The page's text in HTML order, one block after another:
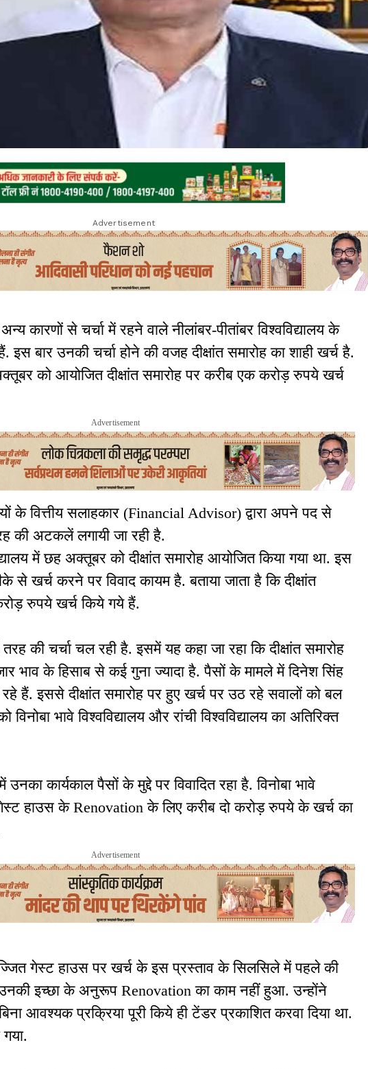
Advertisement
अन्य कारणों से चर्चा में रहने वाले नीलांबर-पीतांबर विश्वविद्यालय के
बार उनकी चर्चा होने की वजह दीक्षांत समारोह का शाही खर्च है.
को आयोजित दीक्षांत समारोह पर करीब एक करोड़ रुपये खर्च
Advertisement
के वित्तीय सलाहकार (Financial Advisor) द्वारा अपने पद से
की अटकलें लगायी जा रही है.
में छह अक्तूबर को दीक्षांत समारोह आयोजित किया गया था. इस
खर्च करने पर विवाद कायम है. बताया जाता है कि दीक्षांत
रुपये खर्च किये गये हैं.
की चर्चा चल रही है. इसमें यह कहा जा रहा कि दीक्षांत समारोह
भाव के हिसाब से कई गुना ज्यादा है. पैसों के मामले में दिनेश सिंह
हैं. इससे दीक्षांत समारोह पर हुए खर्च पर उठ रहे सवालों को बल
विनोबा भावे विश्वविद्यालय और रांची विश्वविद्यालय का अतिरिक्त
कार्यकाल पैसों के मुद्दे पर विवादित रहा है. विनोबा भावे
गेस्ट हाउस के Renovation के लिए करीब दो करोड़ रुपये के खर्च का
Advertisement
गेस्ट हाउस पर खर्च के इस प्रस्ताव के सिलसिले में पहले की
इच्छा के अनुरूप Renovation का काम नहीं हुआ. उन्होंने
आवश्यक प्रक्रिया पूरी किये ही टेंडर प्रकाशित करवा दिया था.